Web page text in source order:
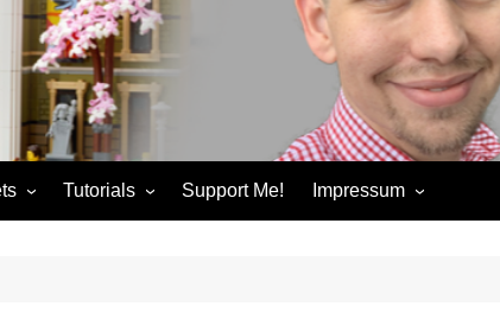
Tutorials Support Me! Impressum